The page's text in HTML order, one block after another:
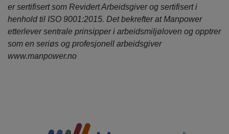
er sertifisert som Revidert Arbeidsgiver og sertifisert i
henhold til ISO 9001:2015. Det bekrefter at Manpower
etterlever sentrale prinsipper i arbeidsmiljøloven og opptrer
som en seriøs og profesjonell arbeidsgiver
www.manpower.no